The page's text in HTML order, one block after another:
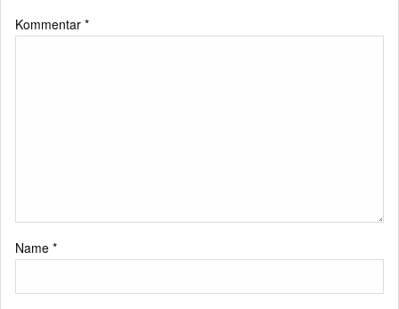
Kommentar *
Name *